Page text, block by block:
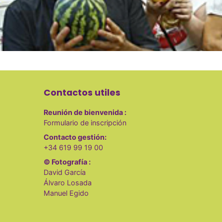
l
E
v
e
n
o
Contactos utiles
Reunión de bienvenida :
Formulario de inscripción
Contacto gestión:
+34 619 99 19 00
© Fotografía :
David García
Álvaro Losada
Manuel Egido